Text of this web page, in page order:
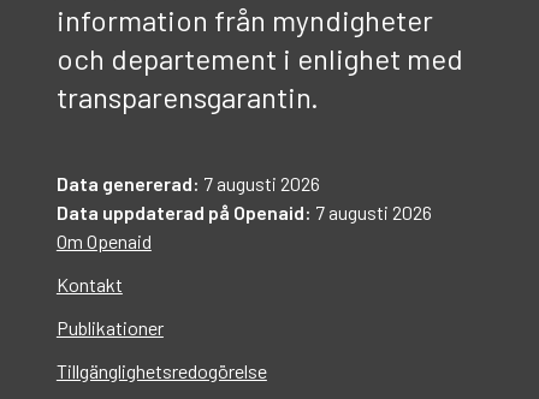
information från myndigheter
och departement i enlighet med
transparensgarantin.
Data genererad: 7 augusti 2026
Data uppdaterad på Openaid: 7 augusti 2026
Om Openaid
Kontakt
Publikationer
Tillgänglighetsredogörelse